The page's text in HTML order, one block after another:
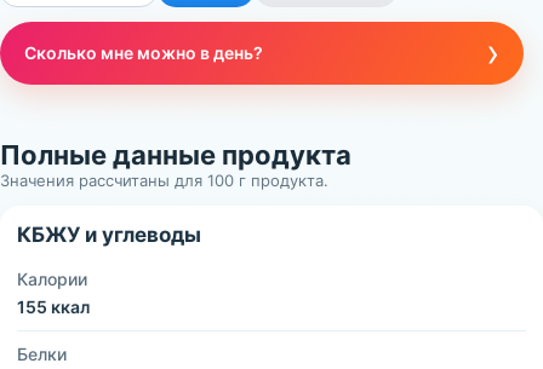
Сколько мне можно в день? ›
Полные данные продукта
Значения рассчитаны для 100 г продукта.
КБЖУ и углеводы
Калории
155 ккал
Белки